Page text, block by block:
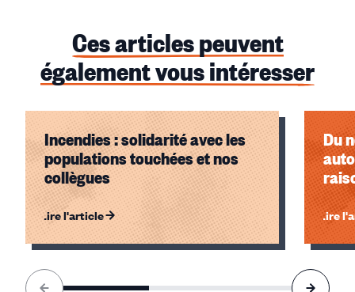
Ces articles peuvent
également vous intéresser
Incendies : solidarité avec les
populations touchées et nos
collègues
Lire l'article
Du
Lire